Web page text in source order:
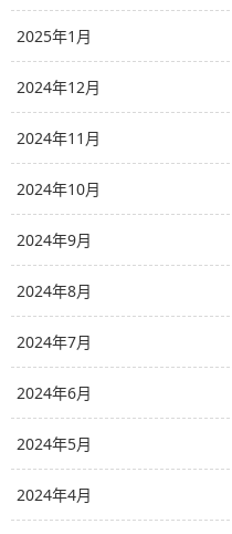
2025年1月
2024年12月
2024年11月
2024年10月
2024年9月
2024年8月
2024年7月
2024年6月
2024年5月
2024年4月